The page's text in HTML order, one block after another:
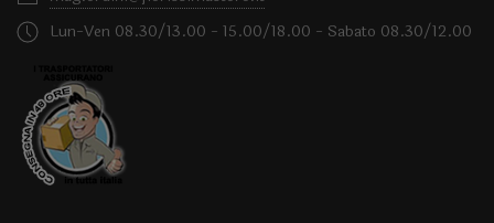
Lun-Ven 08.30/13.00 - 15.00/18.00 - Sabato 08.30/12.00